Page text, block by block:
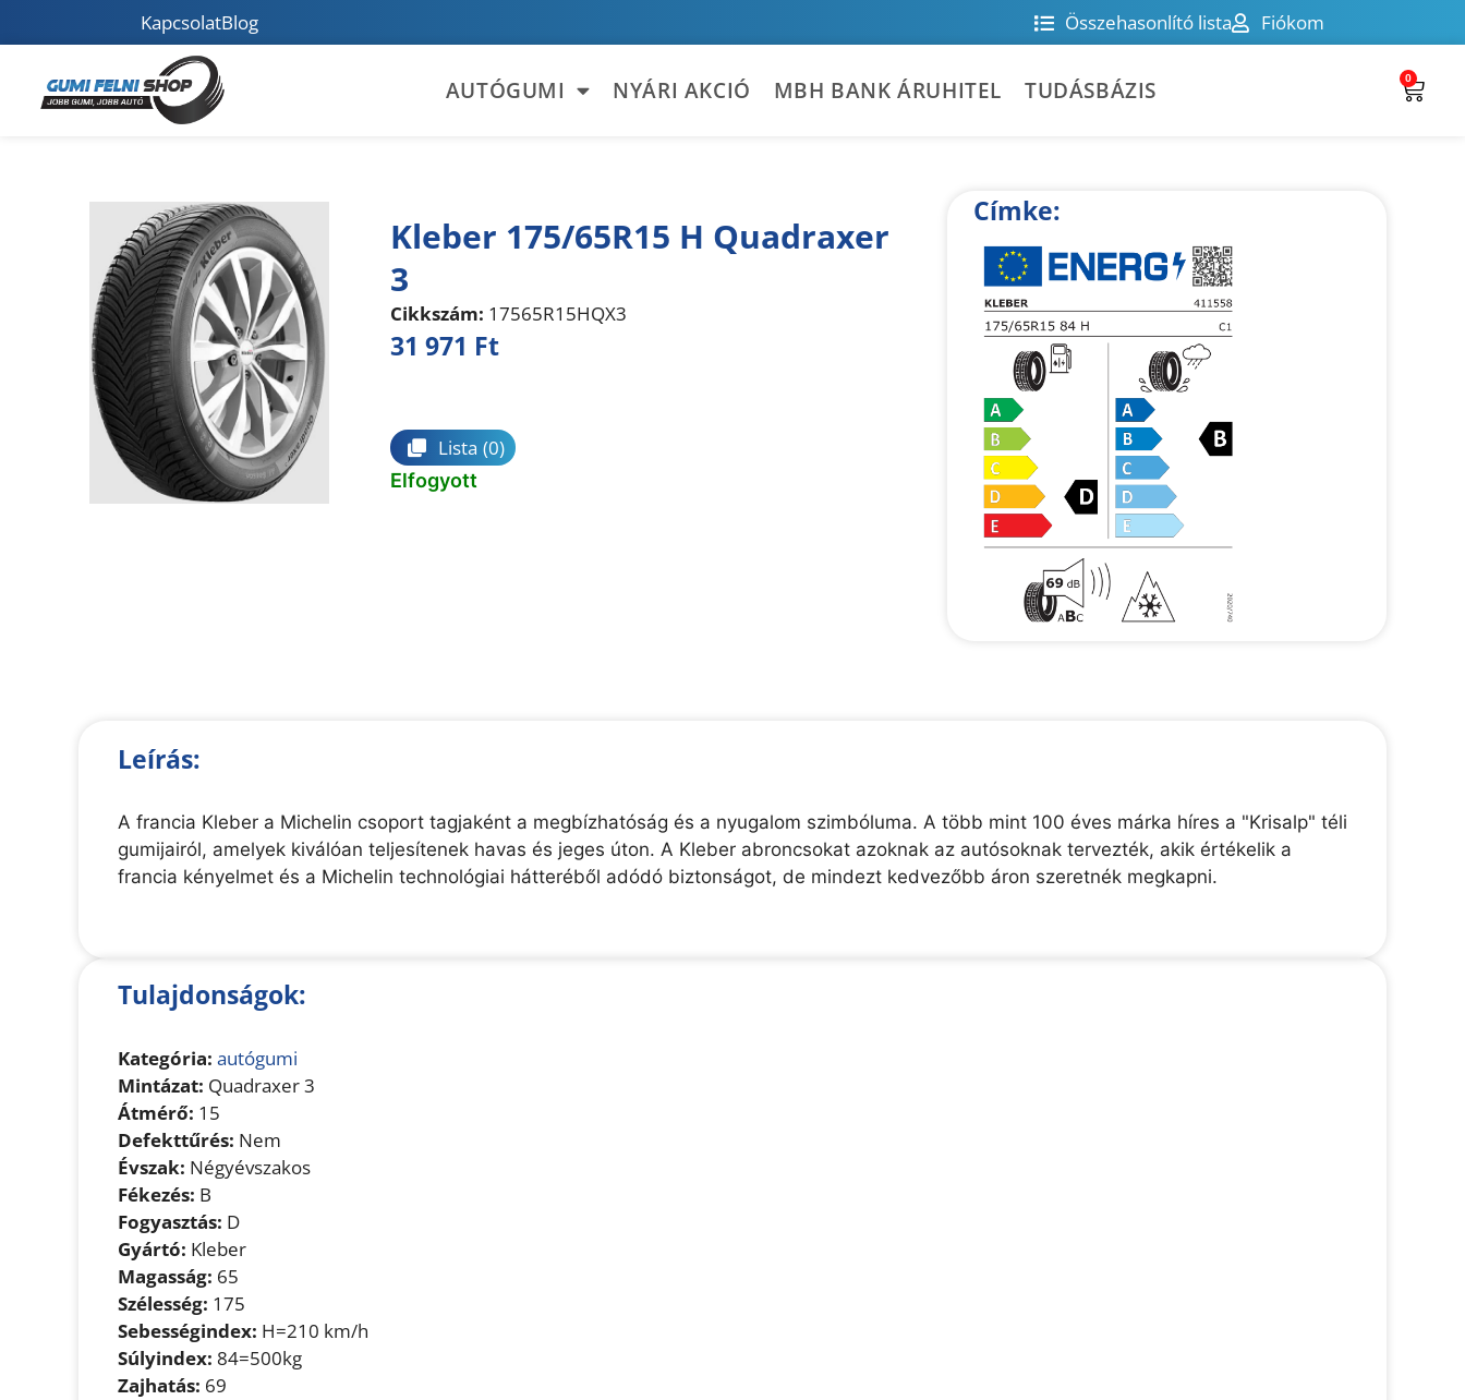
KapcsolatBlog Összehasonlító lista Fiókom
AUTÓGUMI NYÁRI AKCIÓ MBH BANK ÁRUHITEL TUDÁSBÁZIS 0
Kleber 175/65R15 H Quadraxer
3
Cikkszám: 17565R15HQX3
31 971 Ft
Lista (0)
Elfogyott
Címke:
Leírás:
A francia Kleber a Michelin csoport tagjaként a megbízhatóság és a nyugalom szimbóluma. A több mint 100 éves márka híres a "Krisalp" téli
gumijairól, amelyek kiválóan teljesítenek havas és jeges úton. A Kleber abroncsokat azoknak az autósoknak tervezték, akik értékelik a
francia kényelmet és a Michelin technológiai hátteréből adódó biztonságot, de mindezt kedvezőbb áron szeretnék megkapni.
Tulajdonságok:
Kategória: autógumi
Mintázat: Quadraxer 3
Átmérő: 15
Defekttűrés: Nem
Évszak: Négyévszakos
Fékezés: B
Fogyasztás: D
Gyártó: Kleber
Magasság: 65
Szélesség: 175
Sebességindex: H=210 km/h
Súlyindex: 84=500kg
Zajhatás: 69